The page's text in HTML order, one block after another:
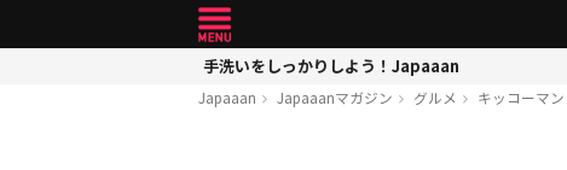
手洗いをしっかりしよう！Japaaan
Japaaan Japaaanマガジン グルメ キッコーマ